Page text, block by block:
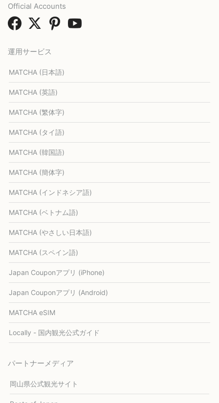
運用サービス
MATCHA (日本語)
MATCHA (英語)
MATCHA (繁体字)
MATCHA (タイ語)
MATCHA (韓国語)
MATCHA (簡体字)
MATCHA (インドネシア語)
MATCHA (ベトナム語)
MATCHA (やさしい日本語)
MATCHA (スペイン語)
Japan Couponアプリ (iPhone)
Japan Couponアプリ (Android)
MATCHA eSIM
Locally - 国内観光公式ガイド
パートナーメディア
岡山県公式観光サイト
Official Accounts